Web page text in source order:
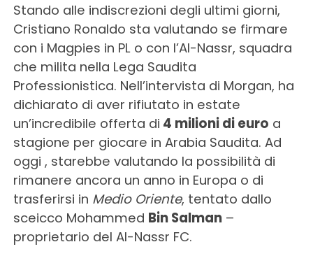
Stando alle indiscrezioni degli ultimi giorni,
Cristiano Ronaldo sta valutando se firmare
con i Magpies in PL o con l’Al-Nassr, squadra
che milita nella Lega Saudita
Professionistica. Nell’intervista di Morgan, ha
dichiarato di aver rifiutato in estate
un’incredibile offerta di 4 milioni di euro a
stagione per giocare in Arabia Saudita. Ad
oggi , starebbe valutando la possibilità di
rimanere ancora un anno in Europa o di
trasferirsi in Medio Oriente, tentato dallo
sceicco Mohammed Bin Salman–
proprietario del Al-Nassr FC.